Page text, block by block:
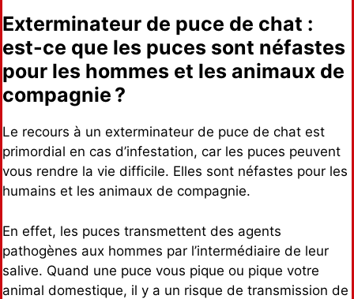
Exterminateur de puce de chat :
est-ce que les puces sont néfastes
pour les hommes et les animaux de
compagnie ?
Le recours à un exterminateur de puce de chat est
primordial en cas d’infestation, car les puces peuvent
vous rendre la vie difficile. Elles sont néfastes pour les
humains et les animaux de compagnie.
En effet, les puces transmettent des agents
pathogènes aux hommes par l’intermédiaire de leur
salive. Quand une puce vous pique ou pique votre
animal domestique, il y a un risque de transmission de